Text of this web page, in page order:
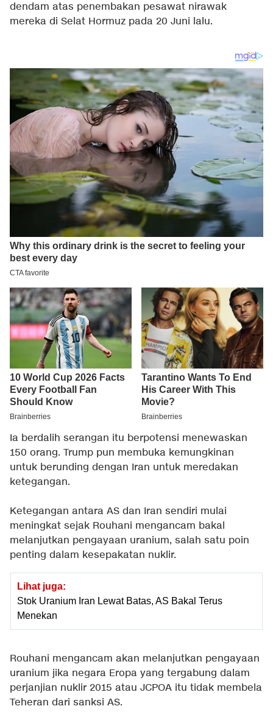
dendam atas penembakan pesawat nirawak
mereka di Selat Hormuz pada 20 Juni lalu.
Ia berdalih serangan itu berpotensi menewaskan
150 orang. Trump pun membuka kemungkinan
untuk berunding dengan Iran untuk meredakan
ketegangan.
Ketegangan antara AS dan Iran sendiri mulai
meningkat sejak Rouhani mengancam bakal
melanjutkan pengayaan uranium, salah satu poin
penting dalam kesepakatan nuklir.
Lihat juga:
Stok Uranium Iran Lewat Batas, AS Bakal Terus
Menekan
Rouhani mengancam akan melanjutkan pengayaan
uranium jika negara Eropa yang tergabung dalam
perjanjian nuklir 2015 atau JCPOA itu tidak membela
Teheran dari sanksi AS.